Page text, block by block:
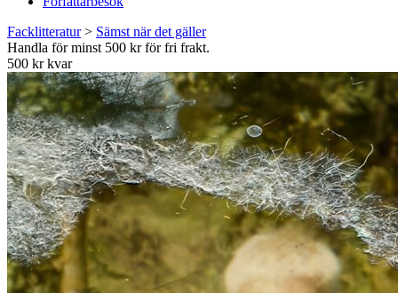
Facklitteratur> Sämst när det gäller
Handla för minst 500 kr för fri frakt.
500 kr kvar